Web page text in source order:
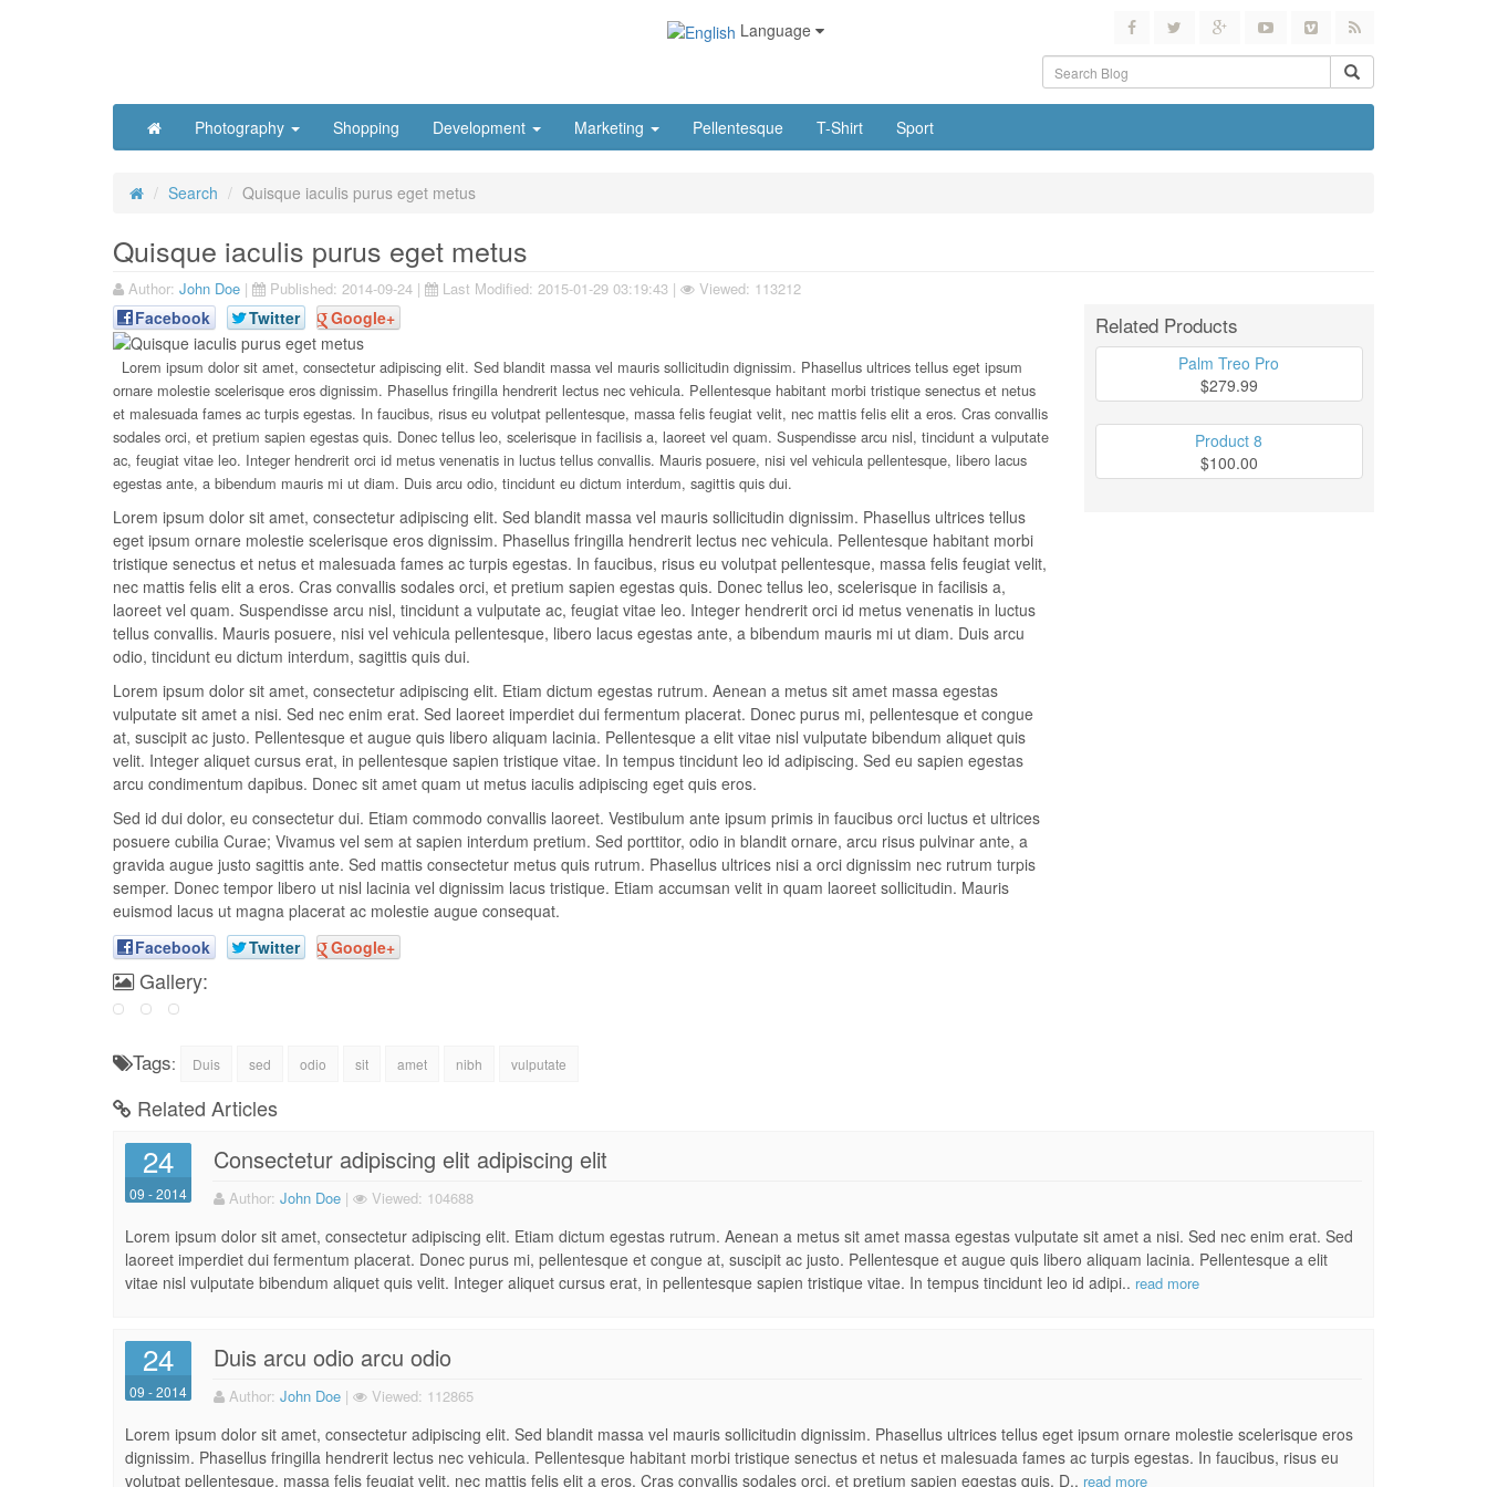
Language
Photography Shopping Development Marketing Pellentesque T-Shirt Sport
Search Quisque iaculis purus eget metus
Quisque iaculis purus eget metus
Author: John Doe | Published: 2014-09-24 | Last Modified: 2015-01-29 03:19:43 | Viewed: 113212
Facebook Twitter Google+
Lorem ipsum dolor sit amet, consectetur adipiscing elit. Sed blandit massa vel mauris sollicitudin dignissim. Phasellus ultrices tellus eget ipsum
ornare molestie scelerisque eros dignissim. Phasellus fringilla hendrerit lectus nec vehicula. Pellentesque habitant morbi tristique senectus et netus
et malesuada fames ac turpis egestas. In faucibus, risus eu volutpat pellentesque, massa felis feugiat velit, nec mattis felis elit a eros. Cras convallis
sodales orci, et pretium sapien egestas quis. Donec tellus leo, scelerisque in facilisis a, laoreet vel quam. Suspendisse arcu nisl, tincidunt a vulputate
ac, feugiat vitae leo. Integer hendrerit orci id metus venenatis in luctus tellus convallis. Mauris posuere, nisi vel vehicula pellentesque, libero lacus
egestas ante, a bibendum mauris mi ut diam. Duis arcu odio, tincidunt eu dictum interdum, sagittis quis dui.
Lorem ipsum dolor sit amet, consectetur adipiscing elit. Sed blandit massa vel mauris sollicitudin dignissim. Phasellus ultrices tellus
eget ipsum ornare molestie scelerisque eros dignissim. Phasellus fringilla hendrerit lectus nec vehicula. Pellentesque habitant morbi
tristique senectus et netus et malesuada fames ac turpis egestas. In faucibus, risus eu volutpat pellentesque, massa felis feugiat velit,
nec mattis felis elit a eros. Cras convallis sodales orci, et pretium sapien egestas quis. Donec tellus leo, scelerisque in facilisis a,
laoreet vel quam. Suspendisse arcu nisl, tincidunt a vulputate ac, feugiat vitae leo. Integer hendrerit orci id metus venenatis in luctus
tellus convallis. Mauris posuere, nisi vel vehicula pellentesque, libero lacus egestas ante, a bibendum mauris mi ut diam. Duis arcu
odio, tincidunt eu dictum interdum, sagittis quis dui.
Lorem ipsum dolor sit amet, consectetur adipiscing elit. Etiam dictum egestas rutrum. Aenean a metus sit amet massa egestas
vulputate sit amet a nisi. Sed nec enim erat. Sed laoreet imperdiet dui fermentum placerat. Donec purus mi, pellentesque et congue
at, suscipit ac justo. Pellentesque et augue quis libero aliquam lacinia. Pellentesque a elit vitae nisl vulputate bibendum aliquet quis
velit. Integer aliquet cursus erat, in pellentesque sapien tristique vitae. In tempus tincidunt leo id adipiscing. Sed eu sapien egestas
arcu condimentum dapibus. Donec sit amet quam ut metus iaculis adipiscing eget quis eros.
Sed id dui dolor, eu consectetur dui. Etiam commodo convallis laoreet. Vestibulum ante ipsum primis in faucibus orci luctus et ultrices
posuere cubilia Curae; Vivamus vel sem at sapien interdum pretium. Sed porttitor, odio in blandit ornare, arcu risus pulvinar ante, a
gravida augue justo sagittis ante. Sed mattis consectetur metus quis rutrum. Phasellus ultrices nisi a orci dignissim nec rutrum turpis
semper. Donec tempor libero ut nisl lacinia vel dignissim lacus tristique. Etiam accumsan velit in quam laoreet sollicitudin. Mauris
euismod lacus ut magna placerat ac molestie augue consequat.
Facebook
Twitter Google+
Related Products
Palm Treo Pro
$279.99
Product 8
$100.00
Gallery:
Tags: Duis sed odio sit amet nibh vulputate
Related Articles
24
09 - 2014
Consectetur adipiscing elit adipiscing elit
Author: John Doe | Viewed: 104688
Lorem ipsum dolor sit amet, consectetur adipiscing elit. Etiam dictum egestas rutrum. Aenean a metus sit amet massa egestas vulputate sit amet a nisi. Sed nec enim erat. Sed
laoreet imperdiet dui fermentum placerat. Donec purus mi, pellentesque et congue at, suscipit ac justo. Pellentesque et augue quis libero aliquam lacinia. Pellentesque a elit
vitae nisl vulputate bibendum aliquet quis velit. Integer aliquet cursus erat, in pellentesque sapien tristique vitae. In tempus tincidunt leo id adipi.. read more
24
09 - 2014
Duis arcu odio arcu odio
Author: John Doe | Viewed: 112865
Lorem ipsum dolor sit amet, consectetur adipiscing elit. Sed blandit massa vel mauris sollicitudin dignissim. Phasellus ultrices tellus eget ipsum ornare molestie scelerisque eros
dignissim. Phasellus fringilla hendrerit lectus nec vehicula. Pellentesque habitant morbi tristique senectus et netus et malesuada fames ac turpis egestas. In faucibus, risus eu
volutpat pellentesque, massa felis feugiat velit, nec mattis felis elit a eros. Cras convallis sodales orci, et pretium sapien egestas quis. D.. read more